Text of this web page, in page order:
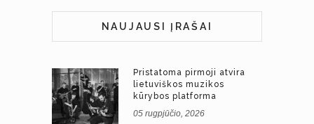
NAUJAUSI ĮRAŠAI
Pristatoma pirmoji atvira
lietuviškos muzikos
kūrybos platforma
05 rugpjūčio, 2026